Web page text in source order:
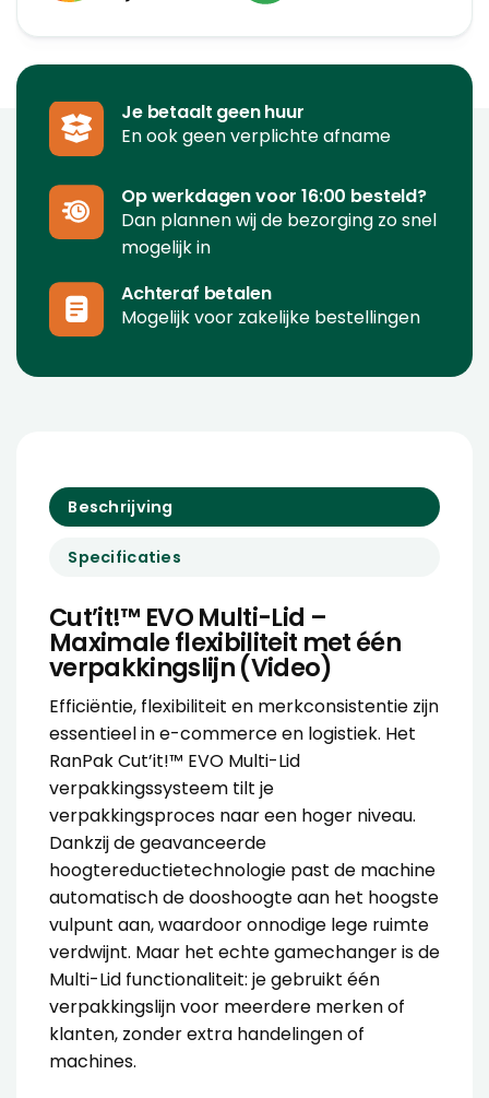
Je betaalt geen huur
En ook geen verplichte afname
Op werkdagen voor 16:00 besteld?
Dan plannen wij de bezorging zo snel
mogelijk in
Achteraf betalen
Mogelijk voor zakelijke bestellingen
Beschrijving
Specificaties
Cut’it!™ EVO Multi-Lid –
Maximale flexibiliteit met één
verpakkingslijn (Video)
Efficiëntie, flexibiliteit en merkconsistentie zijn
essentieel in e-commerce en logistiek. Het
RanPak Cut’it!™ EVO Multi-Lid
verpakkingssysteem tilt je
verpakkingsproces naar een hoger niveau.
Dankzij de geavanceerde
hoogtereductietechnologie past de machine
automatisch de dooshoogte aan het hoogste
vulpunt aan, waardoor onnodige lege ruimte
verdwijnt. Maar het echte gamechanger is de
Multi-Lid functionaliteit: je gebruikt één
verpakkingslijn voor meerdere merken of
klanten, zonder extra handelingen of
machines.